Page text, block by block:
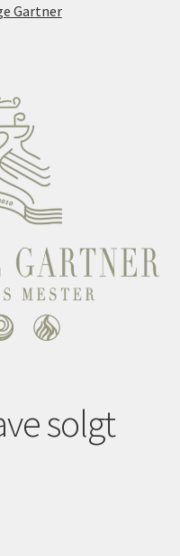
Gartner
solgt